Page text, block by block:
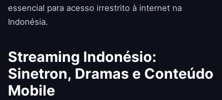
essencial para acesso irrestrito à internet na
Indonésia.
Streaming Indonésio:
Sinetron, Dramas e Conteúdo
Mobile